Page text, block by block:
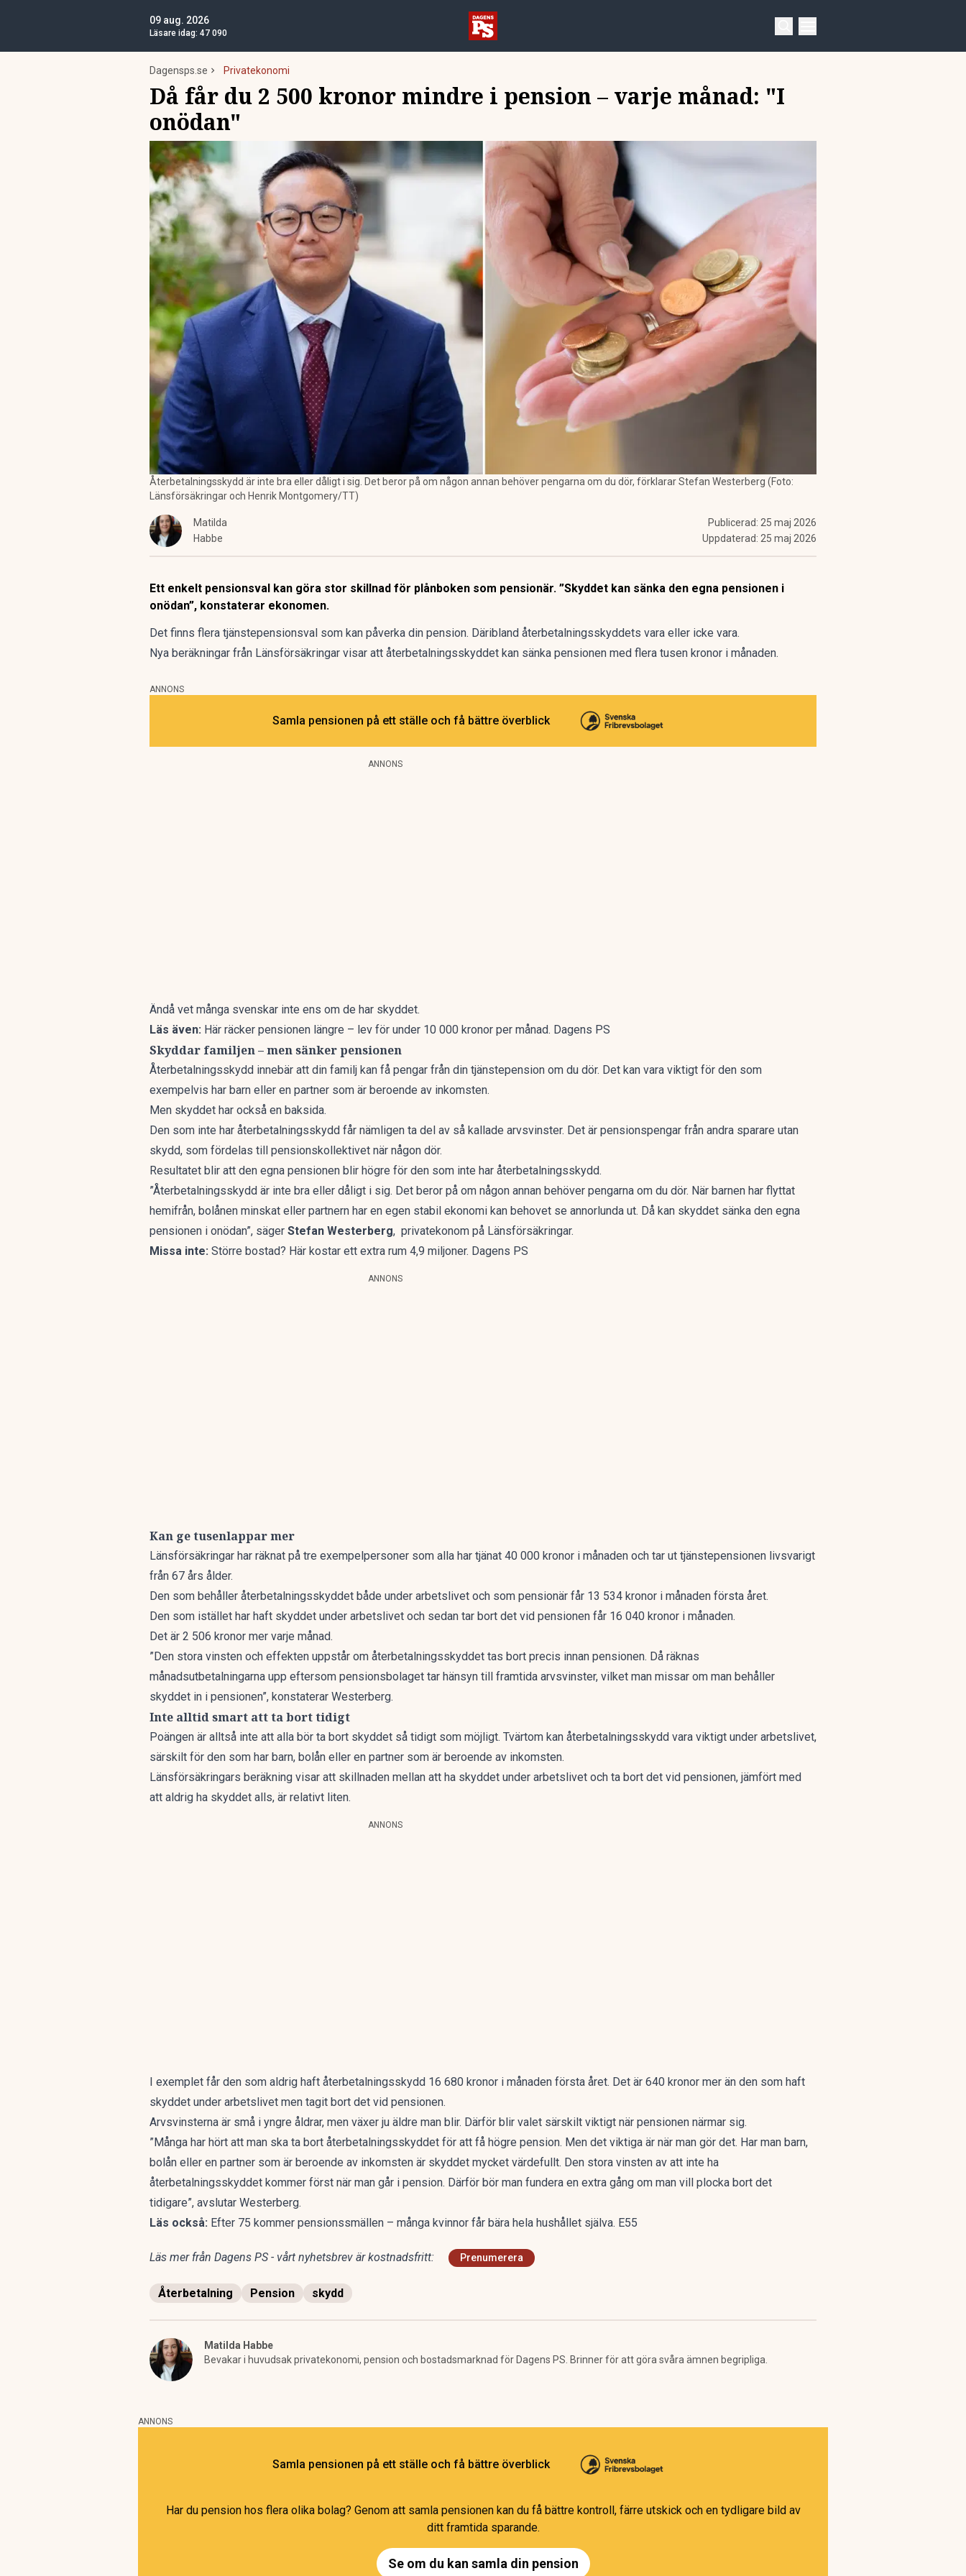
09 aug. 2026
Läsare idag: 47 090
Dagensps.se Privatekonomi
Då får du 2 500 kronor mindre i pension – varje månad: "I
onödan"
Återbetalningsskydd är inte bra eller dåligt i sig. Det beror på om någon annan behöver pengarna om du dör, förklarar Stefan Westerberg (Foto:
Länsförsäkringar och Henrik Montgomery/TT)
Matilda
Habbe
Publicerad: 25 maj 2026
Uppdaterad: 25 maj 2026
Ett enkelt pensionsval kan göra stor skillnad för plånboken som pensionär. ”Skyddet kan sänka den egna pensionen i
onödan”, konstaterar ekonomen.
Det finns flera tjänstepensionsval som kan påverka din pension. Däribland återbetalningsskyddets vara eller icke vara.
Nya beräkningar från Länsförsäkringar visar att återbetalningsskyddet kan sänka pensionen med flera tusen kronor i månaden.
ANNONS
Samla pensionen på ett ställe och få bättre överblick
ANNONS
Ändå vet många svenskar inte ens om de har skyddet.
Läs även: Här räcker pensionen längre – lev för under 10 000 kronor per månad. Dagens PS
Skyddar familjen – men sänker pensionen
Återbetalningsskydd innebär att din familj kan få pengar från din tjänstepension om du dör. Det kan vara viktigt för den som
exempelvis har barn eller en partner som är beroende av inkomsten.
Men skyddet har också en baksida.
Den som inte har återbetalningsskydd får nämligen ta del av så kallade arvsvinster. Det är pensionspengar från andra sparare utan
skydd, som fördelas till pensionskollektivet när någon dör.
Resultatet blir att den egna pensionen blir högre för den som inte har återbetalningsskydd.
”Återbetalningsskydd är inte bra eller dåligt i sig. Det beror på om någon annan behöver pengarna om du dör. När barnen har flyttat
hemifrån, bolånen minskat eller partnern har en egen stabil ekonomi kan behovet se annorlunda ut. Då kan skyddet sänka den egna
pensionen i onödan”, säger Stefan Westerberg, privatekonom på Länsförsäkringar.
Missa inte: Större bostad? Här kostar ett extra rum 4,9 miljoner. Dagens PS
ANNONS
Kan ge tusenlappar mer
Länsförsäkringar har räknat på tre exempelpersoner som alla har tjänat 40 000 kronor i månaden och tar ut tjänstepensionen livsvarigt
från 67 års ålder.
Den som behåller återbetalningsskyddet både under arbetslivet och som pensionär får 13 534 kronor i månaden första året.
Den som istället har haft skyddet under arbetslivet och sedan tar bort det vid pensionen får 16 040 kronor i månaden.
Det är 2 506 kronor mer varje månad.
”Den stora vinsten och effekten uppstår om återbetalningsskyddet tas bort precis innan pensionen. Då räknas
månadsutbetalningarna upp eftersom pensionsbolaget tar hänsyn till framtida arvsvinster, vilket man missar om man behåller
skyddet in i pensionen”, konstaterar Westerberg.
Inte alltid smart att ta bort tidigt
Poängen är alltså inte att alla bör ta bort skyddet så tidigt som möjligt. Tvärtom kan återbetalningsskydd vara viktigt under arbetslivet,
särskilt för den som har barn, bolån eller en partner som är beroende av inkomsten.
Länsförsäkringars beräkning visar att skillnaden mellan att ha skyddet under arbetslivet och ta bort det vid pensionen, jämfört med
att aldrig ha skyddet alls, är relativt liten.
ANNONS
I exemplet får den som aldrig haft återbetalningsskydd 16 680 kronor i månaden första året. Det är 640 kronor mer än den som haft
skyddet under arbetslivet men tagit bort det vid pensionen.
Arvsvinsterna är små i yngre åldrar, men växer ju äldre man blir. Därför blir valet särskilt viktigt när pensionen närmar sig.
”Många har hört att man ska ta bort återbetalningsskyddet för att få högre pension. Men det viktiga är när man gör det. Har man barn,
bolån eller en partner som är beroende av inkomsten är skyddet mycket värdefullt. Den stora vinsten av att inte ha
återbetalningsskyddet kommer först när man går i pension. Därför bör man fundera en extra gång om man vill plocka bort det
tidigare”, avslutar Westerberg.
Läs också: Efter 75 kommer pensionssmällen – många kvinnor får bära hela hushållet själva. E55
Läs mer från Dagens PS - vårt nyhetsbrev är kostnadsfritt: Prenumerera
Återbetalning Pension skydd
Matilda Habbe
Bevakar i huvudsak privatekonomi, pension och bostadsmarknad för Dagens PS. Brinner för att göra svåra ämnen begripliga.
ANNONS
Samla pensionen på ett ställe och få bättre överblick
Har du pension hos flera olika bolag? Genom att samla pensionen kan du få bättre kontroll, färre utskick och en tydligare bild av
ditt framtida sparande.
Se om du kan samla din pension